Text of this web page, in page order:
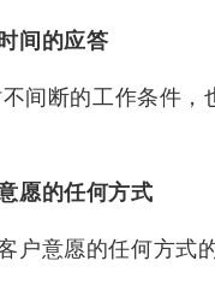
间的应答
间断的工作条件，
愿的任何方式
户意愿的任何方式